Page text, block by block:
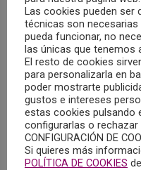
reducción de la cuota
semestre, equivalente a
Para solicitar dicha
requisitos y aportar
15 de junio de 2020
60 han sido los
la reducción de la cuota.
Las cookies pueden ser
técnicas son necesarias
pueda funcionar, no
las únicas que tenemos
El resto de cookies
para personalizarla en
poder mostrarte
gustos e intereses
estas cookies pulsando
configurarlas o
CONFIGURACIÓN DE
Si quieres más
POLÍTICA DE COOKIES